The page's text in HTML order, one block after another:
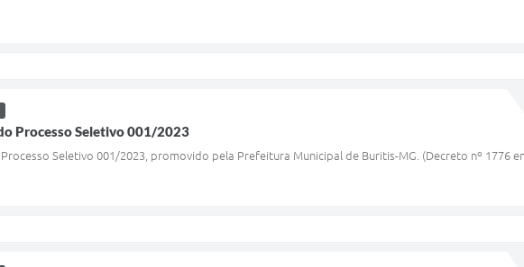
Processo Seletivo 001/2023
Seletivo 001/2023, promovido pela Prefeitura Municipal de Buritis-MG. (Decreto nº 1776